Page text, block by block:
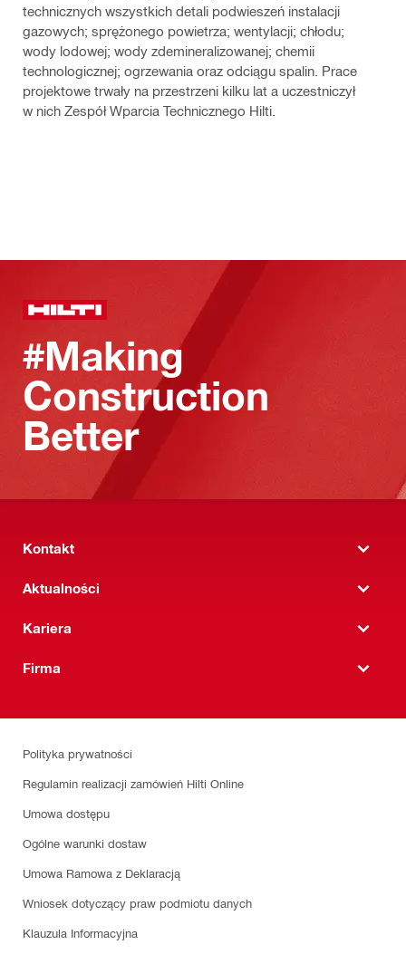
technicznych wszystkich detali podwieszeń instalacji
gazowych; sprężonego powietrza; wentylacji; chłodu;
wody lodowej; wody zdemineralizowanej; chemii
technologicznej; ogrzewania oraz odciągu spalin. Prace
projektowe trwały na przestrzeni kilku lat a uczestniczył
w nich Zespół Wparcia Technicznego Hilti.
#Making
Construction
Better
Kontakt
Aktualności
Kariera
Firma
Polityka prywatności
Regulamin realizacji zamówień Hilti Online
Umowa dostępu
Ogólne warunki dostaw
Umowa Ramowa z Deklaracją
Wniosek dotyczący praw podmiotu danych
Klauzula Informacyjna